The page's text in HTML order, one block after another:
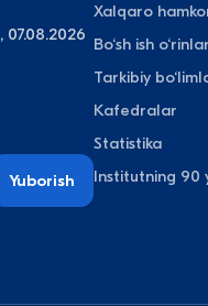
Yuborish
Xalqaro
Bo‘sh ish
Tarkibiy
Kafedralar
Statistika
Institutning 90